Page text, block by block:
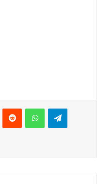
Reddit WhatsApp